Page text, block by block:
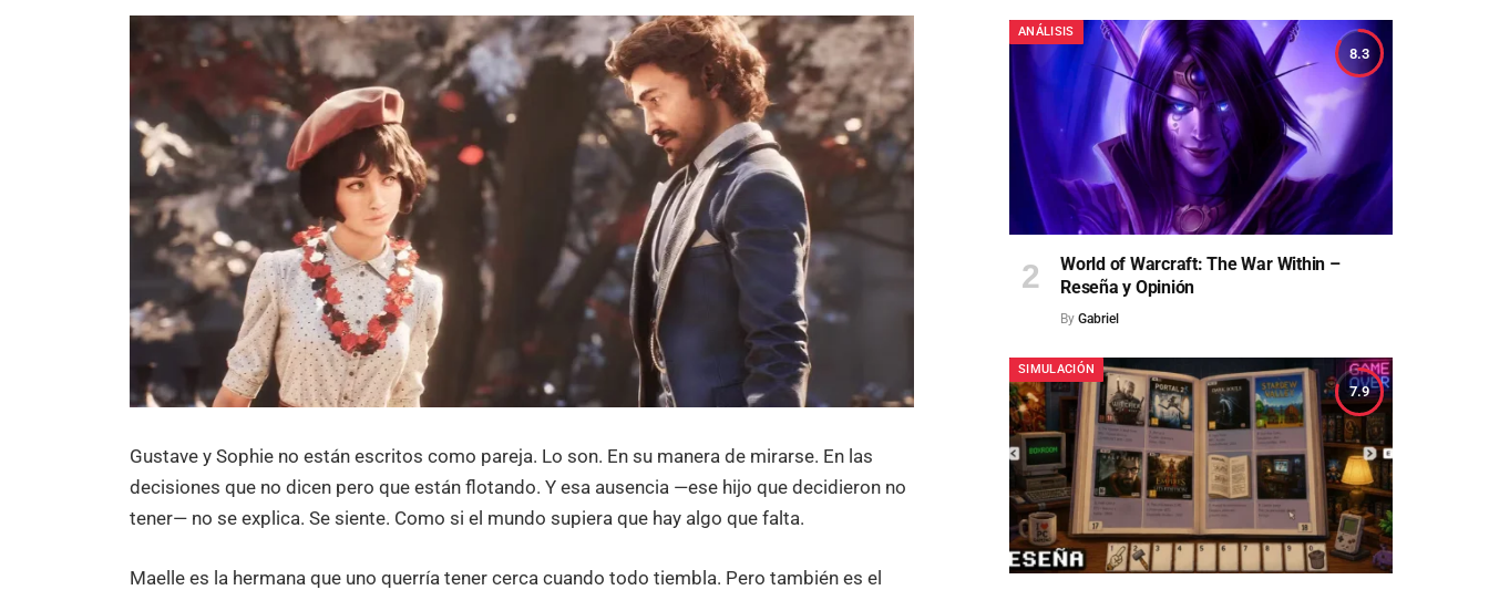
Gustave y Sophie no están escritos como pareja. Lo son. En su manera de mirarse. En las
decisiones que no dicen pero que están flotando. Y esa ausencia —ese hijo que decidieron no
tener— no se explica. Se siente. Como si el mundo supiera que hay algo que falta.
Maelle es la hermana que uno querría tener cerca cuando todo tiembla. Pero también es el
8.3
ANÁLISIS
World of Warcraft: The War Within –
Reseña y Opinión
By Gabriel
7.9
SIMULACIÓN